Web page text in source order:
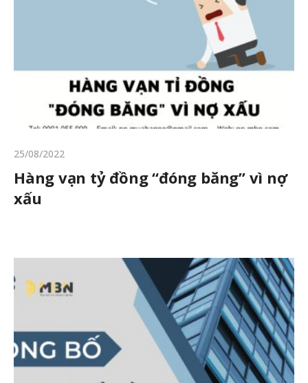
25/08/2022
Hàng vạn tỷ đồng “đóng băng” vì nợ
xấu